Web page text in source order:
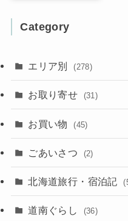
Category
エリア別 (278)
(102)
(2)
(16)
(137)
(78)
お取り寄せ (31)
(4)
お買い物 (45)
(10)
ごあいさつ (2)
北海道旅行・宿泊記
(5)
道南ぐらし (36)